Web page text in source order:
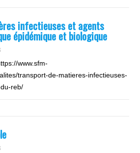
infectieuses et agents
épidémique et biologique
www.sfm-
transport-de-matieres-infectieuses-
reb/